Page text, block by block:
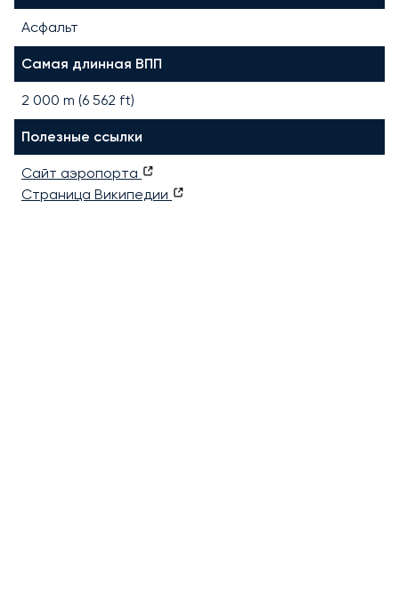
Асфальт
Самая длинная ВПП
2 000 m (6 562 ft)
Полезные ссылки
Сайт аэропорта
Страница Википедии